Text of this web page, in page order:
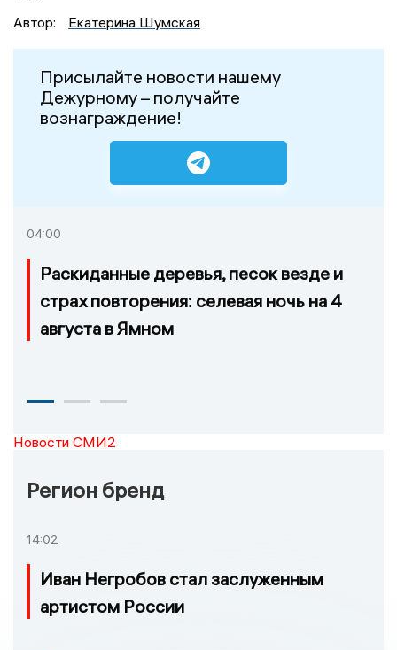
Автор:
Екатерина Шумская
Присылайте новости нашему
Дежурному – получайте
вознаграждение!
04:00
Раскиданные деревья, песок везде и
страх повторения: селевая ночь на 4
августа в Ямном
Новости СМИ2
Регион бренд
14:02
Иван Негробов стал заслуженным
артистом России